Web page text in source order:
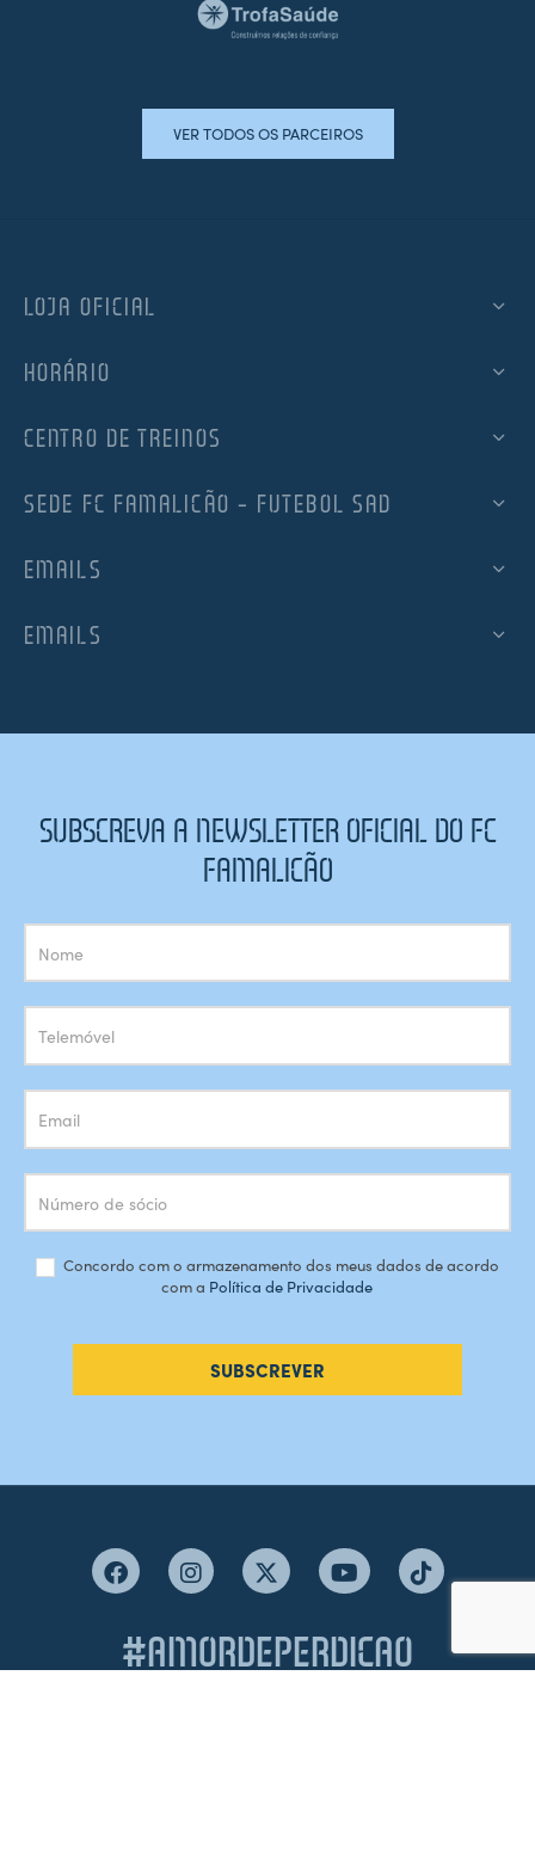
VER TODOS OS PARCEIROS
LOJA OFICIAL
HORÁRIO
CENTRO DE TREINOS
SEDE FC FAMALICÃO – FUTEBOL SAD
EMAILS
EMAILS
SUBSCREVA A NEWSLETTER OFICIAL DO FC
FAMALICÃO
Subscrição
Newsletter
Concordo com o armazenamento dos meus dados de acordo
com a Política de Privacidade
SUBSCREVER
#AMORDEPERDICAO